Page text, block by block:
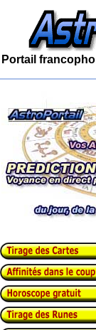
Portail